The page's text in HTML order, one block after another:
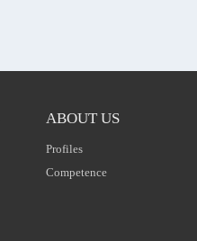
ABOUT US
Profiles
Competence